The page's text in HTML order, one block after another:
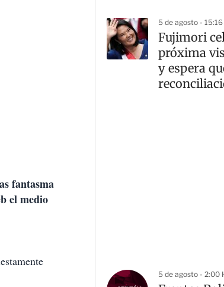
fantasma
el medio
5 de agosto -
Fujimori
próxima
y espera
5 de agosto - 2:00